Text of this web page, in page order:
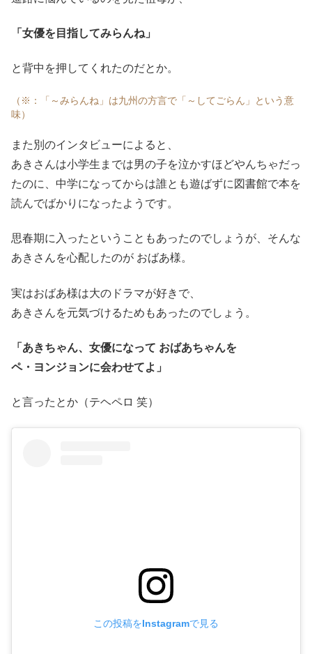
「女優を目指してみらんね」
と背中を押してくれたのだとか。
（※：「～みらんね」は九州の方言で「～してごらん」という意
味）
また別のインタビューによると、
あきさんは小学生までは男の子を泣かすほどやんちゃだっ
たのに、中学になってからは誰とも遊ばずに図書館で本を
読んでばかりになったようです。
思春期に入ったということもあったのでしょうが、そんな
あきさんを心配したのが おばあ様。
実はおばあ様は大のドラマが好きで、
あきさんを元気づけるためもあったのでしょう。
「あきちゃん、女優になって おばあちゃんを
ペ・ヨンジョンに会わせてよ」
と言ったとか（テヘペロ 笑）
この投稿をInstagramで見る